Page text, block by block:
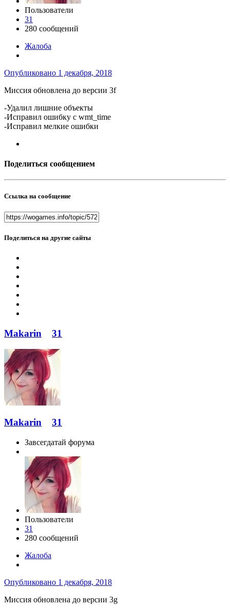
Пользователи
31
280 сообщений
Жалоба
Опубликовано 1 декабря, 2018
Миссия обновлена до версии 3f
-Удалил лишние объекты
-Исправил ошибку с wmt_time
-Исправил мелкие ошибки
Поделиться сообщением
Ссылка на сообщение
Поделиться на другие сайты
Makarin 31
Makarin 31
Завсегдатай форума
Пользователи
31
280 сообщений
Жалоба
Опубликовано 1 декабря, 2018
Миссия обновлена до версии 3g